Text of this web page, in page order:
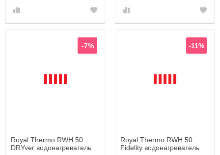
-7%
Royal Thermo RWH 50
DRYver водонагреватель
-11%
Royal Thermo RWH 50
Fidelity водонагреватель